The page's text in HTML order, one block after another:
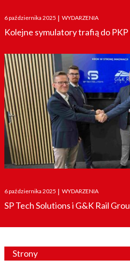
Posted
on
6 października 2025 | WYDARZENIA
Kolejne symulatory trafią do
Posted
on
6 października 2025 | WYDARZENIA
SP Tech Solutions i G&K Rail
Strony